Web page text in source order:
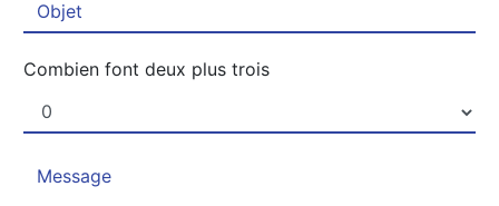
Combien font deux plus trois